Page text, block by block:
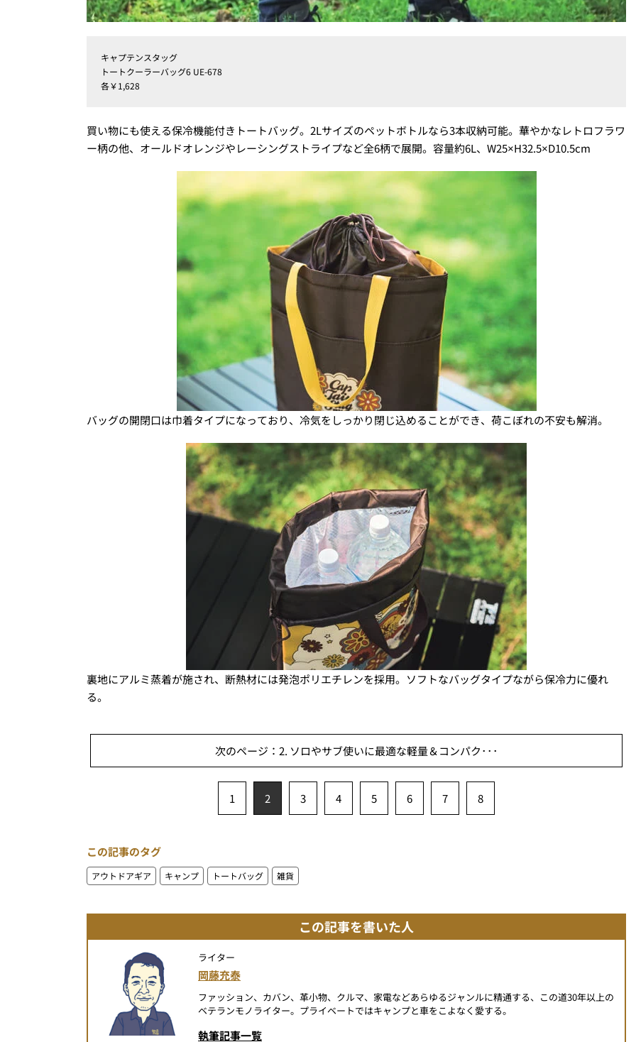
キャプテンスタッグ
トートクーラーバッグ6 UE-678
各￥1,628
買い物にも使える保冷機能付きトートバッグ。2Lサイズのペットボトルなら3本収納可能。華やかなレトロフラワ
ー柄の他、オールドオレンジやレーシングストライプなど全6柄で展開。容量約6L、W25×H32.5×D10.5cm
バッグの開閉口は巾着タイプになっており、冷気をしっかり閉じ込めることができ、荷こぼれの不安も解消。
裏地にアルミ蒸着が施され、断熱材には発泡ポリエチレンを採用。ソフトなバッグタイプながら保冷力に優れ
る。
次のページ：2. ソロやサブ使いに最適な軽量＆コンパク･･･
1 2 3 4 5 6 7 8
この記事のタグ
アウトドアギア キャンプ トートバッグ 雑貨
この記事を書いた人
ライター
岡藤充泰
ファッション、カバン、革小物、クルマ、家電などあらゆるジャンルに精通する、この道30年以上の
ベテランモノライター。プライベートではキャンプと車をこよなく愛する。
執筆記事一覧